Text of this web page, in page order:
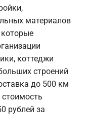
материалов
коттеджи
строений
до 500 км
рублей за